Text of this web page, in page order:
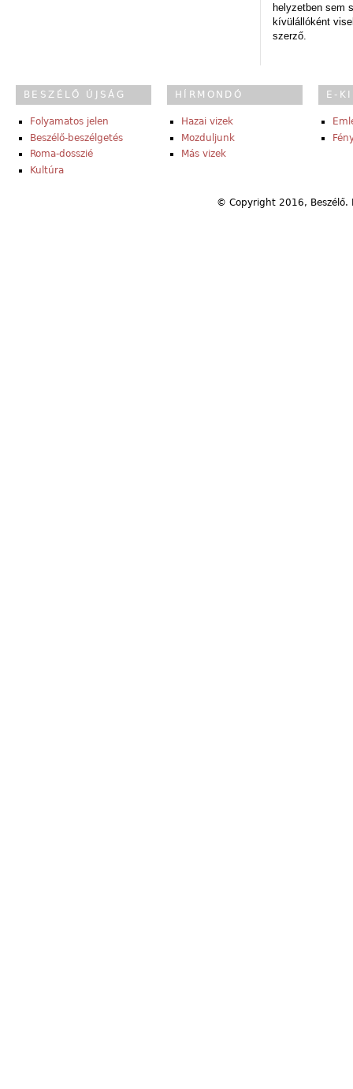
helyzetben sem
kívülállóként
szerző.
BESZÉLŐ ÚJSÁG
Folyamatos jelen
Beszélő-beszélgetés
Roma-dosszié
Kultúra
HÍRMONDÓ
Hazai vizek
Mozduljunk
Más vizek
E-
© Copyright 2016,